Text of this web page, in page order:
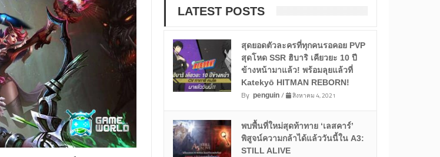
LATEST POSTS
สุดยอดตัวละครที่ทุกคนรอคอย PVP
สุดโหด SSR ฮิบาริ เคียวยะ 10 ปี
ข้างหน้ามาแล้ว! พร้อมลุยแล้วที่
Katekyō HITMAN REBORN!
By penguin/ สิงหาคม 4, 2021
พบพื้นที่ใหม่สุดท้าทาย ‘เลสคาร์’
พิสูจน์ความกล้าได้แล้ววันนี้ใน A3:
STILL ALIVE